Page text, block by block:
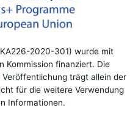
2020-301) wurde mit
Kommission finanziert. Die
trägt allein der
für die weitere Verwendung
Informationen.